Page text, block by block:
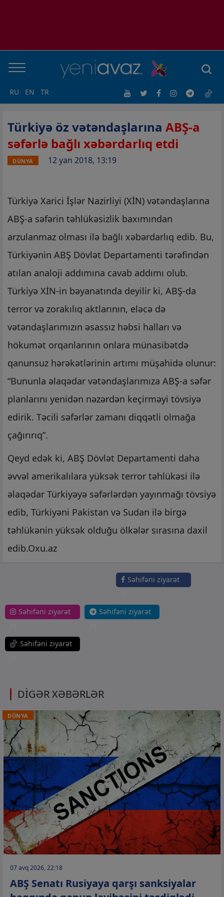
RU EN TR
Türkiyə öz vətəndaşlarına ABŞ-a
səfərlə bağlı xəbərdarlıq etdi
DÜNYA 12 yan 2018, 13:19
Türkiyə Xarici İşlər Nazirliyi (XİN) vətəndaşlarına
ABŞ-a səfərin təhlükəsizlik baxımından
arzulanmaz olması ilə bağlı xəbərdarlıq edib. Bu,
Türkiyənin ABŞ Dövlət Departamenti tərəfindən
atılan analoji addımına cavab addımı olub.
Türkiyə XİN-in bəyanatında deyilir ki, ABŞ-da
terror və zorakılıq aktlarının, eləcə də
vətəndaşlarımızın əsassız həbsi halları və
hökumət orqanlarının onlara münasibətdə
qanunsuz hərəkətlərinin artımı müşahidə olunur:
“Bununla əlaqədar vətəndaşlarımıza ABŞ-a səfər
planlarını yenidən nəzərdən keçirməyi tövsiyə
edirik. Təcili səfərlər zamanı diqqətli olmağa
çağırırıq”.
Qeyd edək ki, ABŞ Dövlət Departamenti daha
əvvəl amerikalılara yüksək terror təhlükəsi ilə
əlaqədar Türkiyəyə səfərlərdən yayınmağı tövsiyə
edib, Türkiyəni Pakistan və Sudan ilə birgə
təhlükənin yüksək olduğu ölkələr sırasına daxil
edib.Oxu.az
Səhifəni ziyarət
Səhifəni ziyarət
Səhifəni ziyarət
Səhifəni ziyarət
DİGƏR XƏBƏRLƏR
DÜNYA
07 avq 2026, 22:18
ABŞ Senatı Rusiyaya qarşı sanksiyalar